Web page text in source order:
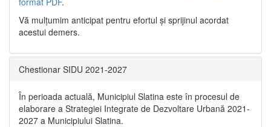
Vă mulţumim anticipat pentru efortul şi sprijinul acordat
acestui demers.
Chestionar SIDU 2021-2027
În perioada actuală, Municipiul Slatina este în procesul de
elaborare a Strategiei Integrate de Dezvoltare Urbană 2021‐
2027 a Municipiului Slatina.